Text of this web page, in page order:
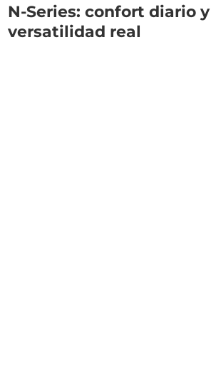
N-Series: confort diario y
versatilidad real